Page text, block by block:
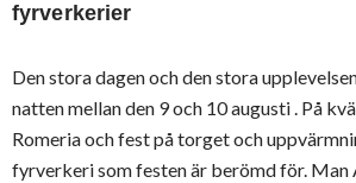
fyrverkerier
Den stora dagen och den stora
natten mellan den 9 och 10 augusti . På
Romeria och fest på torget och
fyrverkeri som festen är berömd för. Man